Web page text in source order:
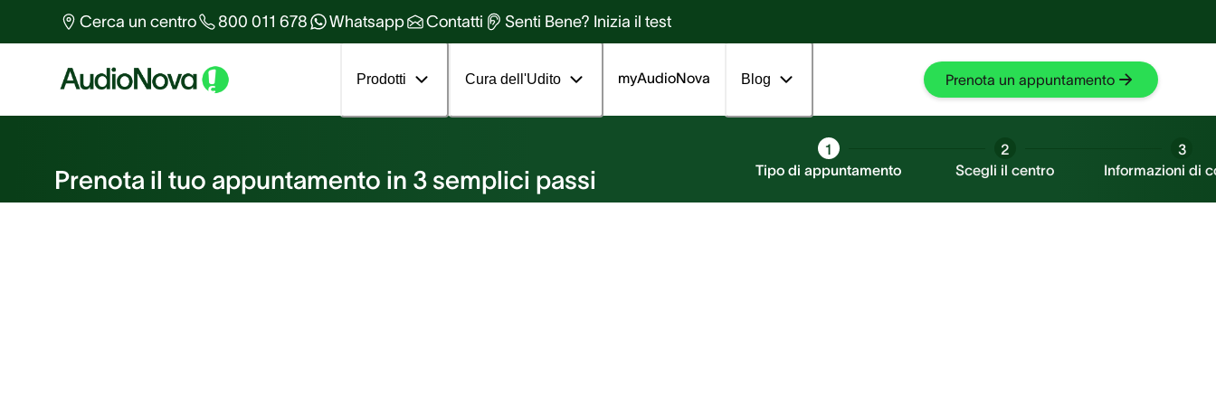
Cerca un centro 800 011 678 Whatsapp Contatti Senti Bene? Inizia il test
Prodotti Cura dell'Udito myAudioNova Blog Prenota un appuntamento
Prova SilentCloud
Prova SilentCloud
Prenota il tuo appuntamento in 3 semplici passi
1
Tipo di appuntamento
2
Scegli il centro
3
Informazioni di